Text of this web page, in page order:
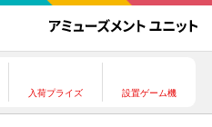
入荷プライズ 設置ゲーム機